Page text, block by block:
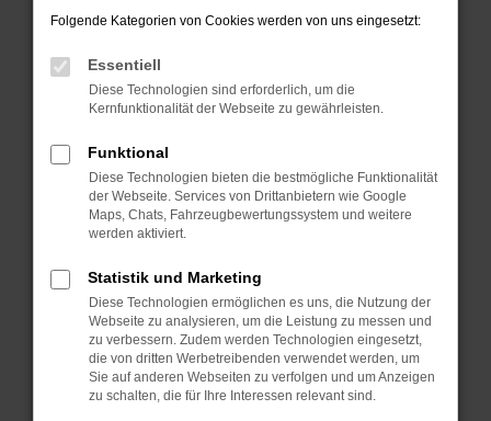
Überprüfe deine Firewall und deine
Laden andere Webseiten, zum Beispiel
deine Suchmaschine?
Manche Erweiterungen, wie Werbeblocker,
können das Laden bestimmter Seiten
verhindern. Funktioniert die Seite in einem
anderen Browser oder in einem privaten
Starte dein Gerät neu.
Das kann manchmal helfen,
vorübergehende Probleme zu beheben.
Stelle sicher, dass dein Browser und dein
Betriebssystem auf dem neuesten Stand
Folgende Kategorien von Cookies werden von uns eingesetzt:
Essentiell
Diese Technologien sind erforderlich, um die
Kernfunktionalität der Webseite zu gewährleisten.
Funktional
Diese Technologien bieten die bestmögliche Funktionalität
der Webseite. Services von Drittanbietern wie Google
Maps, Chats, Fahrzeugbewertungssystem und weitere
werden aktiviert.
Statistik und Marketing
Diese Technologien ermöglichen es uns, die Nutzung der
Webseite zu analysieren, um die Leistung zu messen und
zu verbessern. Zudem werden Technologien eingesetzt,
die von dritten Werbetreibenden verwendet werden, um
Sie auf anderen Webseiten zu verfolgen und um Anzeigen
zu schalten, die für Ihre Interessen relevant sind.